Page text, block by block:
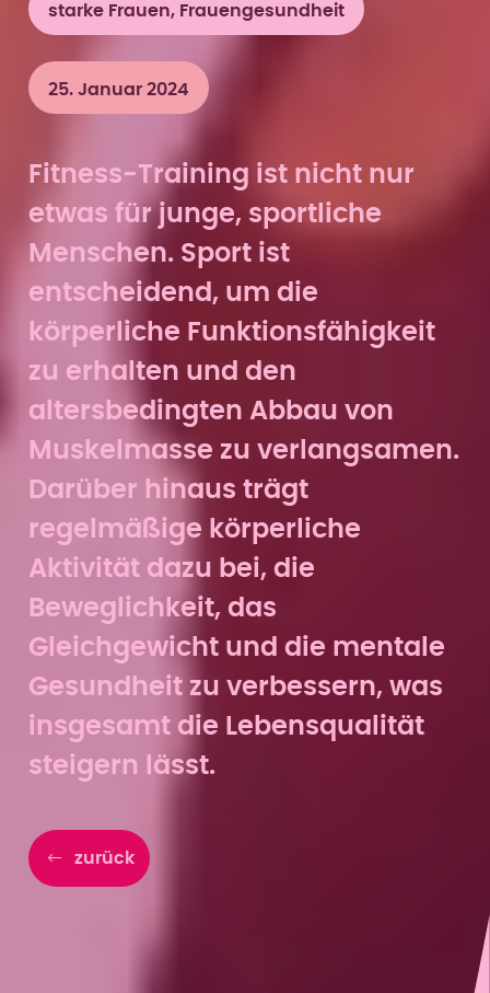
starke Frauen, Frauengesundheit
25. Januar 2024
Fitness-Training ist nicht nur
etwas für junge, sportliche
Menschen. Sport ist
entscheidend, um die
körperliche Funktionsfähigkeit
zu erhalten und den
altersbedingten Abbau von
Muskelmasse zu verlangsamen.
Darüber hinaus trägt
regelmäßige körperliche
Aktivität dazu bei, die
Beweglichkeit, das
Gleichgewicht und die mentale
Gesundheit zu verbessern, was
insgesamt die Lebensqualität
steigern lässt.
zurück